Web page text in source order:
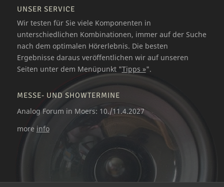
UNSER SERVICE
Wir testen für Sie viele Komponenten in
unterschiedlichen Kombinationen, immer auf der Suche
nach dem optimalen Hörerlebnis. Die besten
Ergebnisse daraus veröffentlichen wir auf unseren
Seiten unter dem Menüpunkt "Tipps »".
MESSE- UND SHOWTERMINE
Analog Forum in Moers: 10./11.4.2027
more info